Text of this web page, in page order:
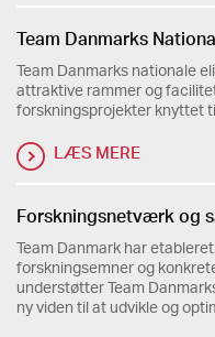
Team Danmarks
Team Danmarks nationale
attraktive rammer og
forskningsprojekter knyttet
LÆS MERE
Forskningsnetværk og
Team Danmark har
forskningsemner og
understøtter Team
ny viden til at udvikle og